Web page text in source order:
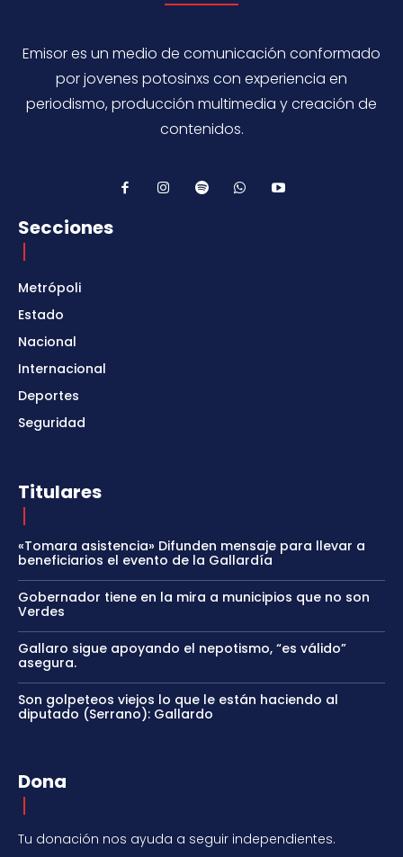
Emisor es un medio de comunicación conformado
por jovenes potosinxs con experiencia en
periodismo, producción multimedia y creación de
contenidos.
Secciones
Metrópoli
Estado
Nacional
Internacional
Deportes
Seguridad
Titulares
«Tomara asistencia» Difunden mensaje para llevar a
beneficiarios el evento de la Gallardía
Gobernador tiene en la mira a municipios que no son
Verdes
Gallaro sigue apoyando el nepotismo, “es válido”
asegura.
Son golpeteos viejos lo que le están haciendo al
diputado (Serrano): Gallardo
Dona
Tu donación nos ayuda a seguir independientes.